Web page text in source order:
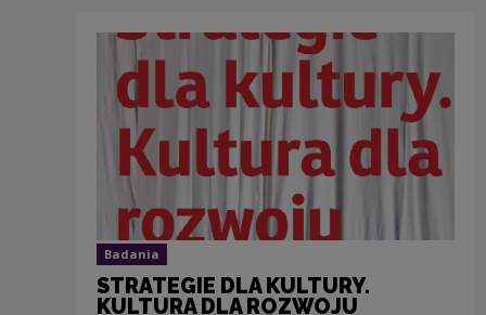
Badania
STRATEGIE DLA KULTURY.
KULTURA DLA ROZWOJU